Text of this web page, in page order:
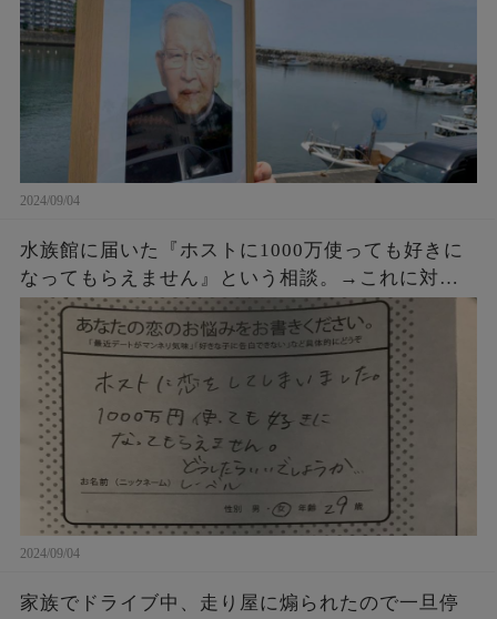
2024/09/04
水族館に届いた『ホストに1000万使っても好きに
なってもらえません』という相談。→これに対す
るクラゲ担当の飼育員からの回答が素晴らしすぎ
た・・・
2024/09/04
家族でドライブ中、走り屋に煽られたので一旦停